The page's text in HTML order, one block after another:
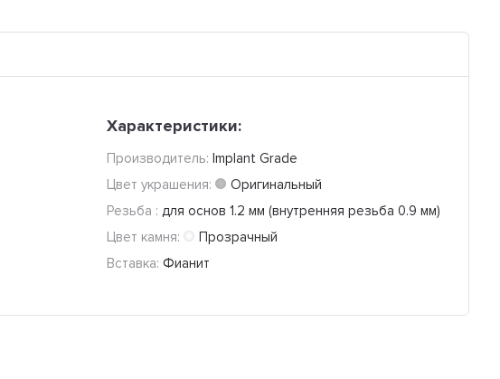
Характеристики:
Производитель: Implant Grade
Цвет украшения:
Оригинальный
Резьба : для основ 1.2 мм (внутренняя резьба 0.9 мм)
Цвет камня:
Прозрачный
Вставка: Фианит